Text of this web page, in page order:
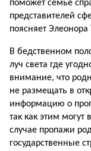
поможет семье
представителей
поясняет Элеонора
В бедственном
луч света где
внимание, что
не размещать в
информацию о
так как этим
случае пропажи
государственные